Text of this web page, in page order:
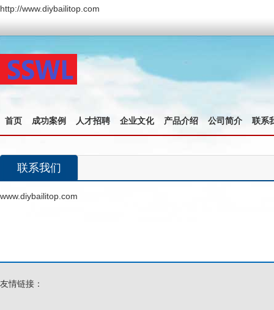
http://www.diybailitop.com
首页 成功案例 人才招聘 企业文化 产品介绍 公司简介 联系
联系我们
www.diybailitop.com
友情链接：